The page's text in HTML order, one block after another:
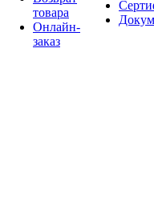
товара
Онлайн-
заказ